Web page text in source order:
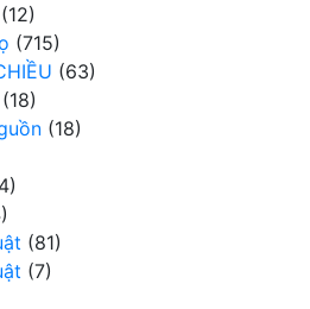
(12)
(715)
(63)
(18)
(18)
(81)
(7)